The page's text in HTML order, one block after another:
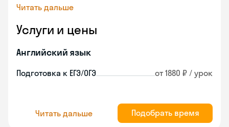
Читать дальше
Услуги и цены
Английский язык
Подготовка к ЕГЭ/ОГЭ от 1880 ₽ / урок
Читать дальше Подобрать время